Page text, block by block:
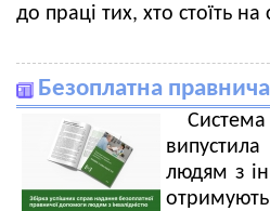
до праці тих, хто стоїть
Безоплатна
людям з